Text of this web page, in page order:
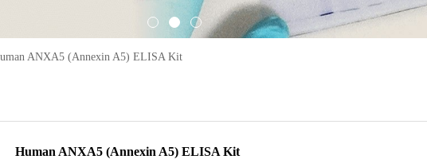
ANXA5 (Annexin A5) ELISA Kit
Human ANXA5 (Annexin A5) ELISA Kit